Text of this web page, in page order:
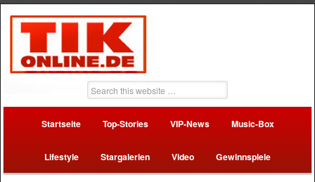
Startseite Top-Stories VIP-News Music-Box
Lifestyle Stargalerien Video Gewinnspiele